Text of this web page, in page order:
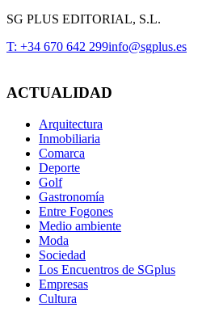
SG PLUS EDITORIAL, S.L.
T: +34 670 642 299info@sgplus.es
ACTUALIDAD
Arquitectura
Inmobiliaria
Comarca
Deporte
Golf
Gastronomía
Entre Fogones
Medio ambiente
Moda
Sociedad
Los Encuentros de SGplus
Empresas
Cultura